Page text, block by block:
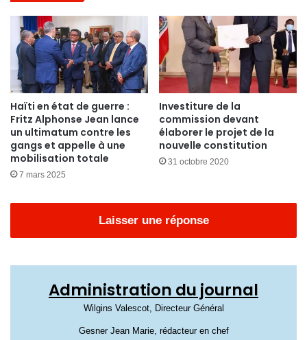
Haïti en état de guerre :
Fritz Alphonse Jean lance
un ultimatum contre les
gangs et appelle à une
mobilisation totale
7 mars 2025
Investiture de la
commission devant
élaborer le projet de la
nouvelle constitution
31 octobre 2020
Laisser une réponse
Administration du journal
Wilgins Valescot, Directeur Général
Gesner Jean Marie, rédacteur en chef